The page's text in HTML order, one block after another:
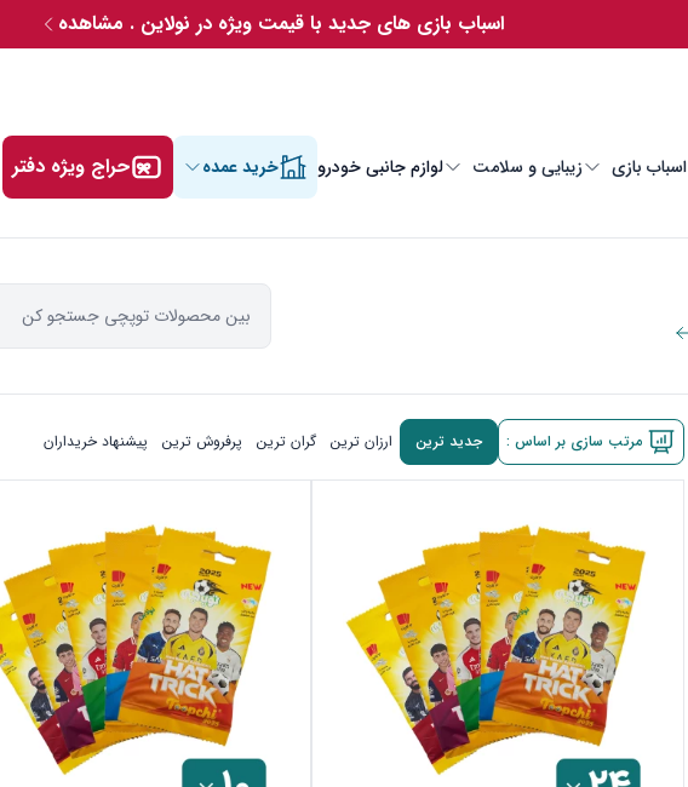
اسباب بازی های جدید با قیمت ویژه در نولاین . مشاهده
اسباب بازی زیبایی و سلامت لوازم جانبی خودرو خرید عمده حراج ویژه دفتر
مرتب سازی بر اساس : جدید ترین ارزان ترین گران ترین پرفروش ترین پیشنهاد خریداران